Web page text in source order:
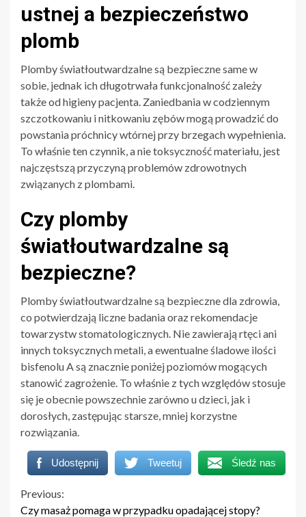
ustnej a bezpieczeństwo
plomb
Plomby światłoutwardzalne są bezpieczne same w
sobie, jednak ich długotrwała funkcjonalność zależy
także od higieny pacjenta. Zaniedbania w codziennym
szczotkowaniu i nitkowaniu zębów mogą prowadzić do
powstania próchnicy wtórnej przy brzegach wypełnienia.
To właśnie ten czynnik, a nie toksyczność materiału, jest
najczęstszą przyczyną problemów zdrowotnych
związanych z plombami.
Czy plomby
światłoutwardzalne są
bezpieczne?
Plomby światłoutwardzalne są bezpieczne dla zdrowia,
co potwierdzają liczne badania oraz rekomendacje
towarzystw stomatologicznych. Nie zawierają rtęci ani
innych toksycznych metali, a ewentualne śladowe ilości
bisfenolu A są znacznie poniżej poziomów mogących
stanowić zagrożenie. To właśnie z tych względów stosuje
się je obecnie powszechnie zarówno u dzieci, jak i
dorosłych, zastępując starsze, mniej korzystne
rozwiązania.
Udostępnij Tweetuj Śledź nas
Continue
Previous:
Czy masaż pomaga w przypadku opadającej stopy?